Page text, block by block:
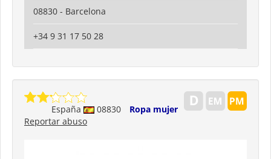
08830 - Barcelona
+34 9 31 17 50 28
España 08830
Ropa mujer
Reportar abuso